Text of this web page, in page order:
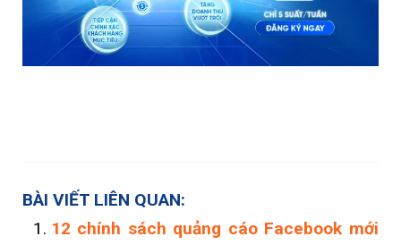
BÀI VIẾT LIÊN QUAN:
12 chính sách quảng cáo Facebook mới